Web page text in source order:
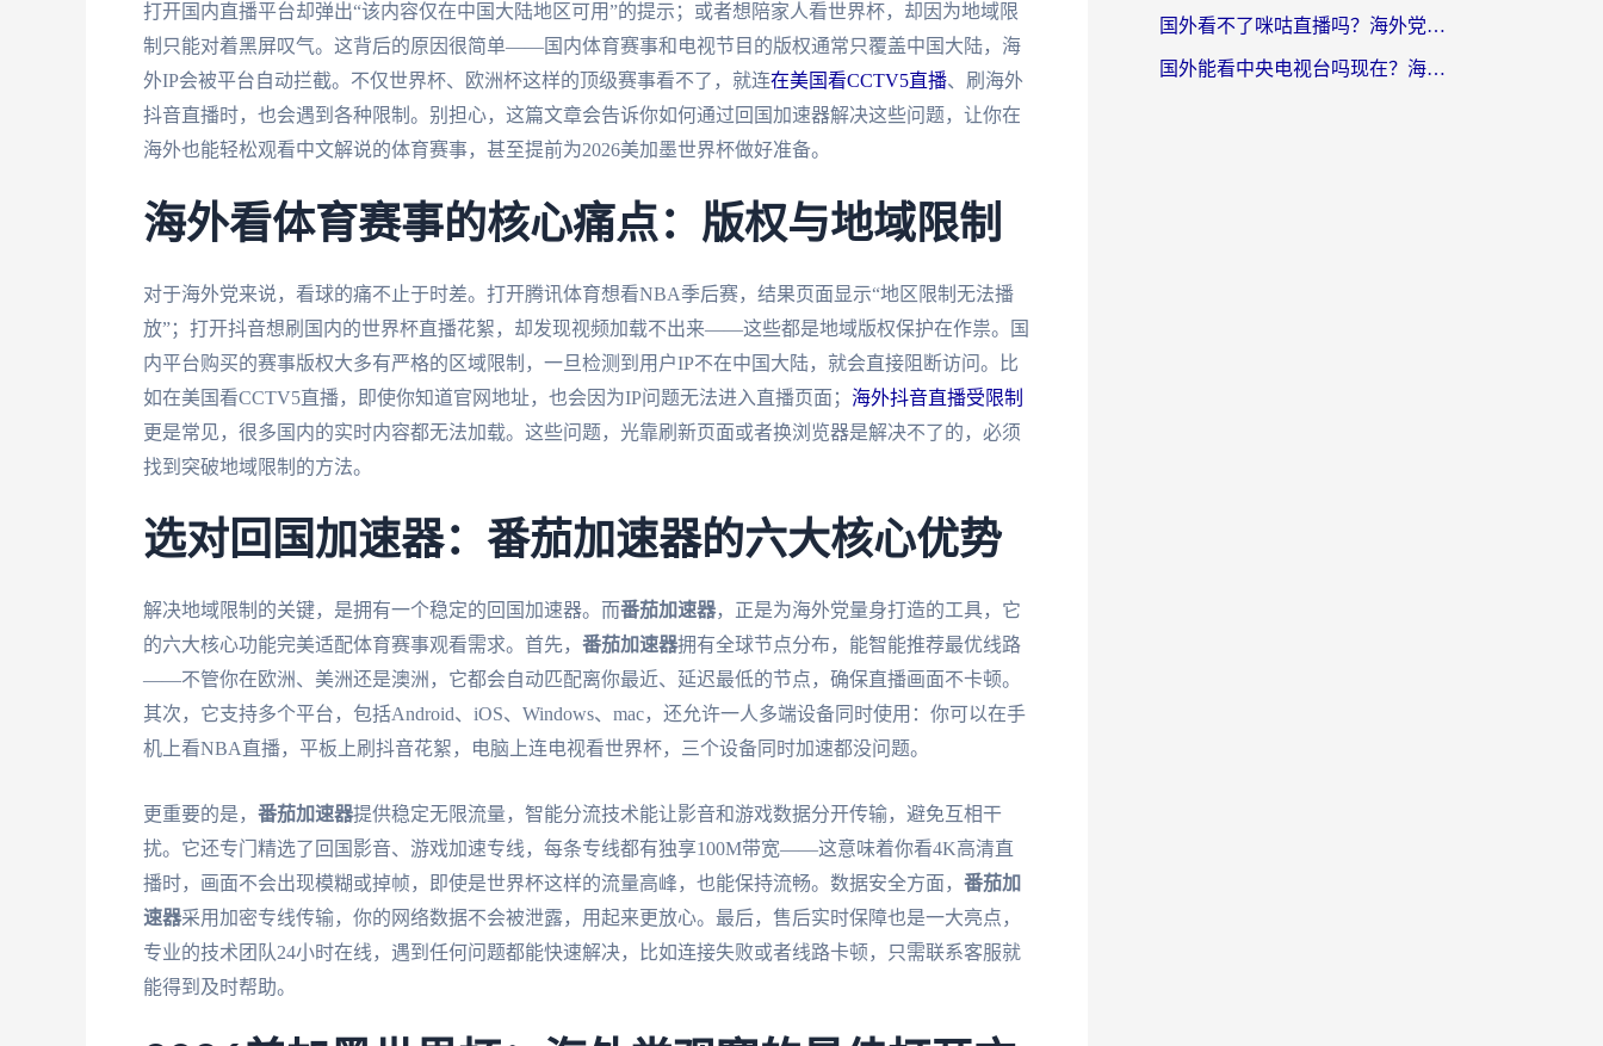
打开国内直播平台却弹出“该内容仅在中国大陆地区可用”的提示；或者想陪家人看世界杯，却因为地域限
制只能对着黑屏叹气。这背后的原因很简单——国内体育赛事和电视节目的版权通常只覆盖中国大陆，海
外IP会被平台自动拦截。不仅世界杯、欧洲杯这样的顶级赛事看不了，就连在美国看CCTV5直播、刷海外
抖音直播时，也会遇到各种限制。别担心，这篇文章会告诉你如何通过回国加速器解决这些问题，让你在
海外也能轻松观看中文解说的体育赛事，甚至提前为2026美加墨世界杯做好准备。
海外看体育赛事的核心痛点：版权与地域限制
对于海外党来说，看球的痛不止于时差。打开腾讯体育想看NBA季后赛，结果页面显示“地区限制无法播
放”；打开抖音想刷国内的世界杯直播花絮，却发现视频加载不出来——这些都是地域版权保护在作祟。国
内平台购买的赛事版权大多有严格的区域限制，一旦检测到用户IP不在中国大陆，就会直接阻断访问。比
如在美国看CCTV5直播，即使你知道官网地址，也会因为IP问题无法进入直播页面； 海外抖音直播受限制
更是常见，很多国内的实时内容都无法加载。这些问题，光靠刷新页面或者换浏览器是解决不了的，必须
找到突破地域限制的方法。
选对回国加速器：番茄加速器的六大核心优势
解决地域限制的关键，是拥有一个稳定的回国加速器。而番茄加速器，正是为海外党量身打造的工具，它
的六大核心功能完美适配体育赛事观看需求。首先， 番茄加速器拥有全球节点分布，能智能推荐最优线路
——不管你在欧洲、美洲还是澳洲，它都会自动匹配离你最近、延迟最低的节点，确保直播画面不卡顿。
其次，它支持多个平台，包括Android、iOS、Windows、mac，还允许一人多端设备同时使用：你可以在手
机上看NBA直播，平板上刷抖音花絮，电脑上连电视看世界杯，三个设备同时加速都没问题。
更重要的是， 番茄加速器提供稳定无限流量，智能分流技术能让影音和游戏数据分开传输，避免互相干
扰。它还专门精选了回国影音、游戏加速专线，每条专线都有独享100M带宽——这意味着你看4K高清直
播时，画面不会出现模糊或掉帧，即使是世界杯这样的流量高峰，也能保持流畅。数据安全方面， 番茄加
速器采用加密专线传输，你的网络数据不会被泄露，用起来更放心。最后，售后实时保障也是一大亮点，
专业的技术团队24小时在线，遇到任何问题都能快速解决，比如连接失败或者线路卡顿，只需联系客服就
能得到及时帮助。
国外看不了咪咕直播吗？海外党追剧看片的加速器选择指南
国外能看中央电视台吗现在？海外党追剧看央视的实用指南